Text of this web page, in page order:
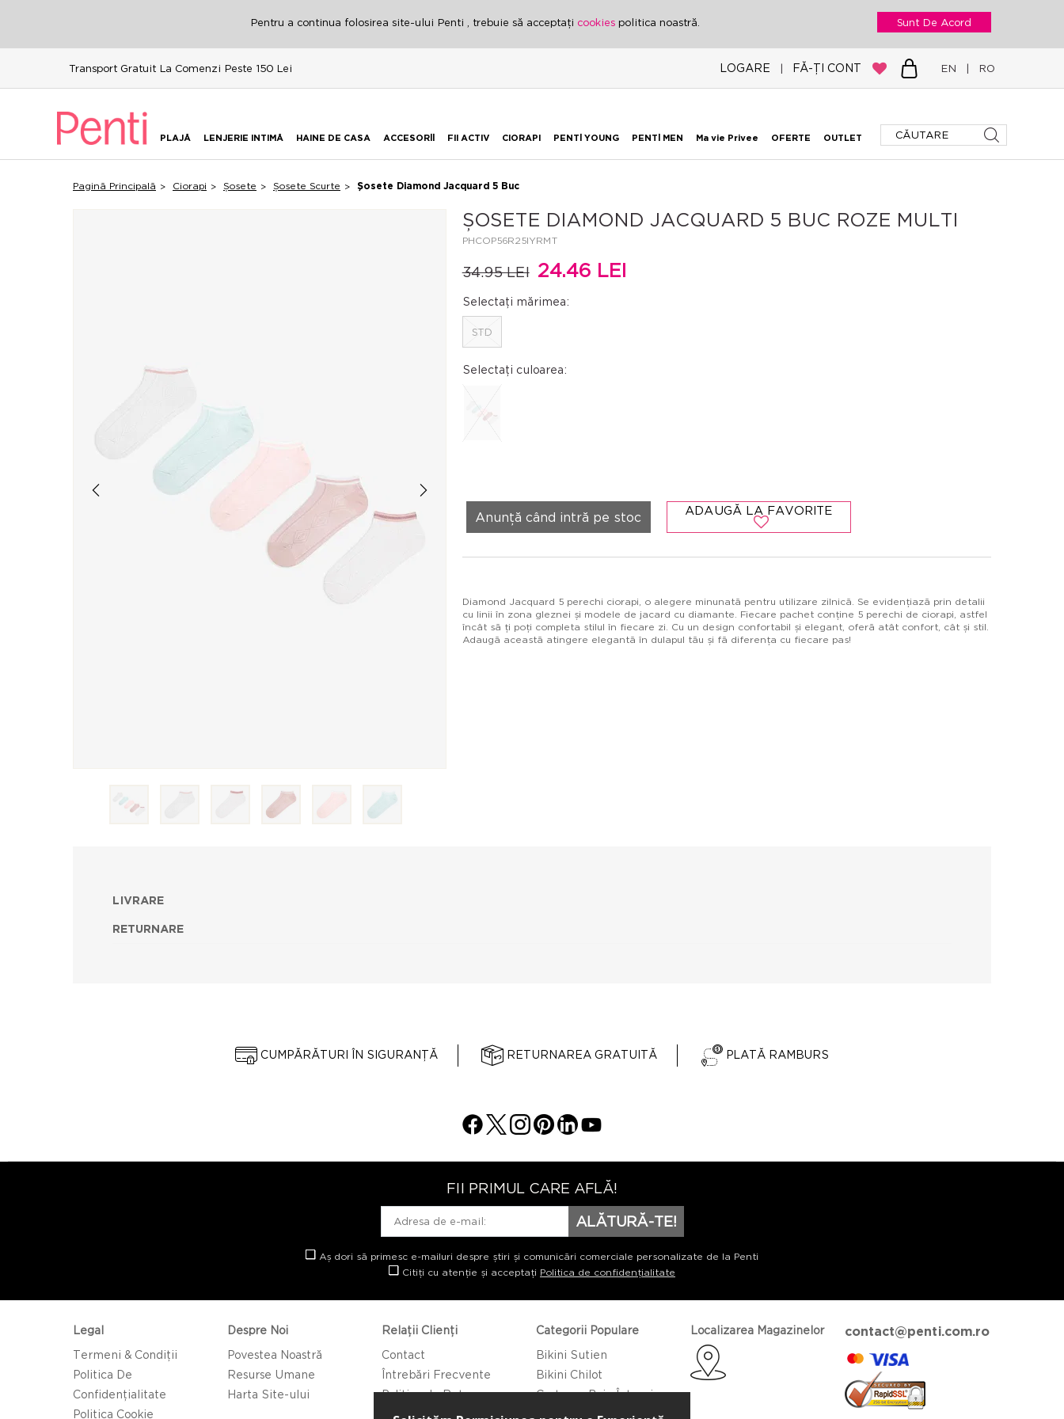
Pentru a continua folosirea site-ului Penti , trebuie să acceptați cookies politica noastră. Sunt De Acord
Transport Gratuit La Comenzi Peste 150 Lei LOGARE | FĂ-ȚI CONT EN | RO
PLAJĂ LENJERIE INTIMĂ HAINE DE CASA ACCESORİİ FII ACTIV CIORAPI PENTİ YOUNG PENTİ MEN Ma vie Privee OFERTE OUTLET
Pagină Principală Ciorapi Șosete Șosete Scurte Șosete Diamond Jacquard 5 Buc
ȘOSETE DIAMOND JACQUARD 5 BUC ROZE MULTI
PHCOP56R25IYRMT
34.95 LEI 24.46 LEI
Selectați mărimea:
STD
Selectați culoarea:
Anunță când intră pe stoc ADAUGĂ LA FAVORITE
Diamond Jacquard 5 perechi ciorapi, o alegere minunată pentru utilizare zilnică. Se evidențiază prin detalii
cu linii în zona gleznei și modele de jacard cu diamante. Fiecare pachet conține 5 perechi de ciorapi, astfel
încât să ți poți completa stilul în fiecare zi. Cu un design confortabil și elegant, oferă atât confort, cât și stil.
Adaugă această atingere elegantă în dulapul tău și fă diferența cu fiecare pas!
LIVRARE
RETURNARE
CUMPĂRĂTURI ÎN SIGURANȚĂ RETURNAREA GRATUITĂ PLATĂ RAMBURS
FII PRIMUL CARE AFLĂ!
ALĂTURĂ-TE!
Aș dori să primesc e-mailuri despre știri și comunicări comerciale personalizate de la Penti
Citiți cu atenție și acceptați Politica de confidențialitate
Legal
Termeni & Condiții
Politica De
Confidențialitate
Politica Cookie
Despre Noi
Povestea Noastră
Resurse Umane
Harta Site-ului
Relații Clienți
Contact
Întrebări Frecvente
Politica de Returnare
Categorii Populare
Bikini Sutien
Bikini Chilot
Costume Baie Întregi
Caftan/Pareo
Localizarea Magazinelor contact@penti.com.ro